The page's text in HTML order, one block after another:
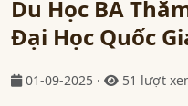
Du Học BA
Đại Học Quốc
01-09-2025 · 51 lượt